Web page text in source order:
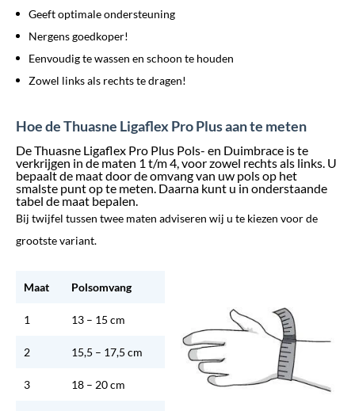
Geeft optimale ondersteuning
Nergens goedkoper!
Eenvoudig te wassen en schoon te houden
Zowel links als rechts te dragen!
Hoe de Thuasne Ligaflex Pro Plus aan te meten
De Thuasne Ligaflex Pro Plus Pols- en Duimbrace is te
verkrijgen in de maten 1 t/m 4, voor zowel rechts als links. U
bepaalt de maat door de omvang van uw pols op het
smalste punt op te meten. Daarna kunt u in onderstaande
tabel de maat bepalen.
Bij twijfel tussen twee maten adviseren wij u te kiezen voor de
grootste variant.
Maat Polsomvang
1 13 – 15 cm
2 15,5 – 17,5 cm
3 18 – 20 cm